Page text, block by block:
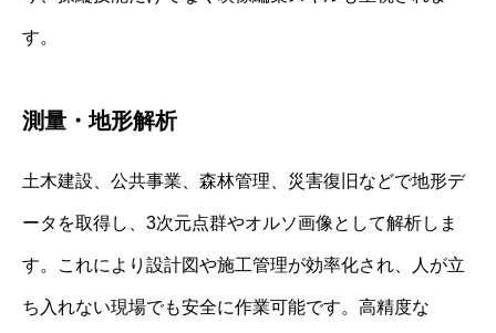
す。
測量・地形解析
土木建設、公共事業、森林管理、災害復旧などで地形デ
ータを取得し、3次元点群やオルソ画像として解析しま
す。これにより設計図や施工管理が効率化され、人が立
ち入れない現場でも安全に作業可能です。高精度な